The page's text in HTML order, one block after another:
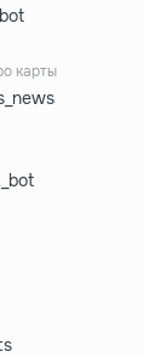
карты